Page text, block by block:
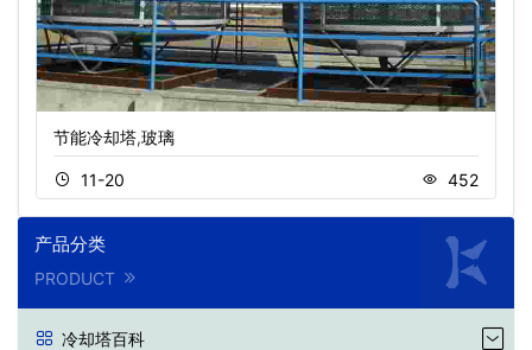
节能冷却塔,玻璃
11-20 452
产品分类
PRODUCT
冷却塔百科